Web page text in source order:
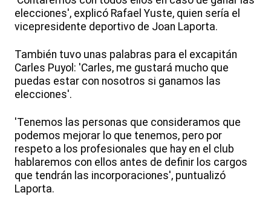
elecciones', explicó Rafael Yuste, quien sería el
vicepresidente deportivo de Joan Laporta.
También tuvo unas palabras para el excapitán
Carles Puyol: 'Carles, me gustará mucho que
puedas estar con nosotros si ganamos las
elecciones'.
'Tenemos las personas que consideramos que
podemos mejorar lo que tenemos, pero por
respeto a los profesionales que hay en el club
hablaremos con ellos antes de definir los cargos
que tendrán las incorporaciones', puntualizó
Laporta.